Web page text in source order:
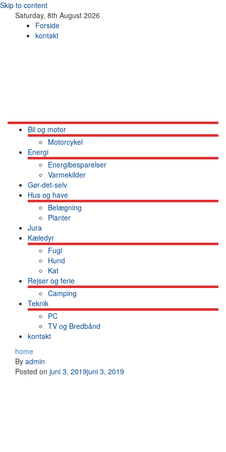
Skip to content
Saturday, 8th August 2026
Forside
kontakt
Bil og motor
Motorcykel
Energi
Energibesparelser
Varmekilder
Gør-det-selv
Hus og have
Belægning
Planter
Jura
Kæledyr
Fugl
Hund
Kat
Rejser og ferie
Camping
Teknik
PC
TV og Bredbånd
kontakt
home
By admin
Posted on juni 3, 2019juni 3, 2019